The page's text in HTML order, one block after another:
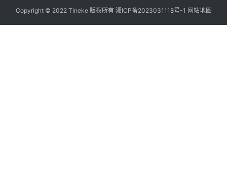
Copyright © 2022 Tineke 版权所有 湘ICP备2023031118号-1 网站地图